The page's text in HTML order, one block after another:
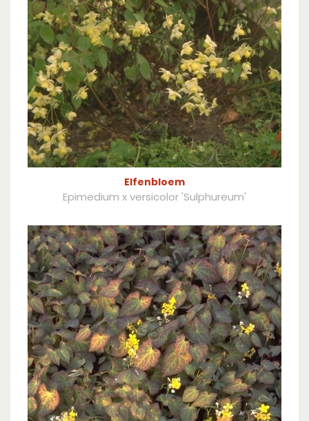
Elfenbloem
Epimedium x versicolor 'Sulphureum'